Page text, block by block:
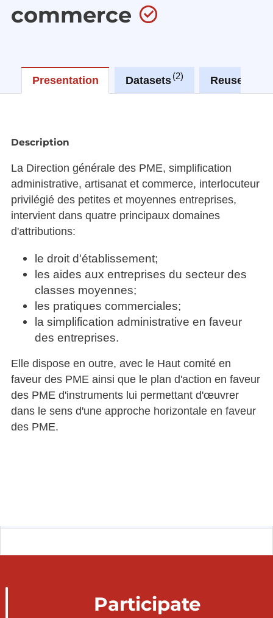
commerce
Presentation Datasets 2 Reuses
Description
La Direction générale des PME, simplification
administrative, artisanat et commerce, interlocuteur
privilégié des petites et moyennes entreprises,
intervient dans quatre principaux domaines
d'attributions:
le droit d'établissement;
les aides aux entreprises du secteur des
classes moyennes;
les pratiques commerciales;
la simplification administrative en faveur
des entreprises.
Elle dispose en outre, avec le Haut comité en
faveur des PME ainsi que le plan d'action en faveur
des PME d'instruments lui permettant d'œuvrer
dans le sens d'une approche horizontale en faveur
des PME.
Participate